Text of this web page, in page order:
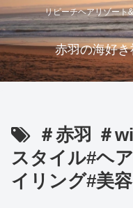
リビーチヘアリゾート
赤羽の海好
＃赤羽 ＃
スタイル#ヘ
イリング#美